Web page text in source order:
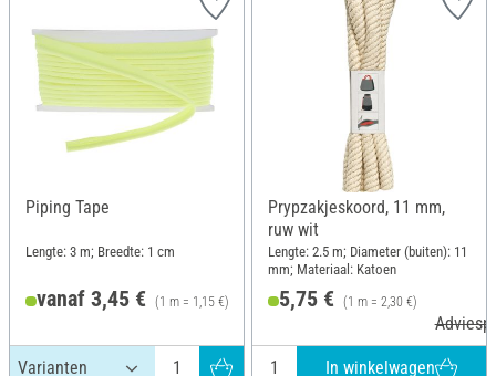
Piping Tape
Lengte: 3 m; Breedte: 1 cm
vanaf 3,45 € (1 m = 1,15 €)
Prypzakjeskoord, 11 mm,
ruw wit
Lengte: 2.5 m; Diameter (buiten): 11
mm; Materiaal: Katoen
5,75 € (1 m = 2,30 €)
In winkelwagen